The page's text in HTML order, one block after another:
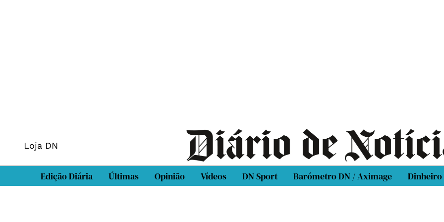
Loja DN
Edição Diária Últimas Opinião Vídeos DN Sport Barómetro DN / Aximage Dinheiro